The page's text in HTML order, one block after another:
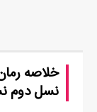
خلاصه
نسل دوم